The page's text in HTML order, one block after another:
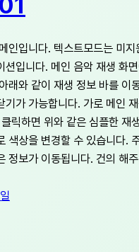
인입니다. 텍스트모드는 미지
션입니다. 메인 음악 재생 화
래와 같이 재생 정보 바를 이
기가 가능합니다. 가로 메인
릭하면 위와 같은 심플한 재
색상을 변경할 수 있습니다.
정보가 이동됩니다. 건의 해